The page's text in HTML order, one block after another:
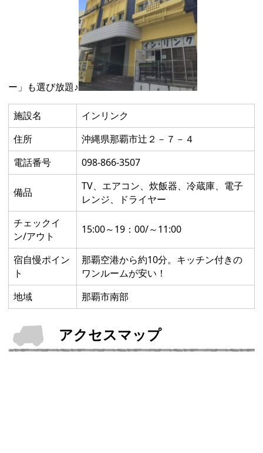
ー」も選び放題♪
施設名
インリンク
住所
沖縄県那覇市辻２－７－４
電話番号
098-866-3507
備品
TV、エアコン、炊飯器、冷蔵庫、電子
レンジ、ドライヤー
チェックイ
ン/アウト
15:00～19：00/～11:00
宿自慢ポイン
ト
那覇空港から約10分。キッチン付きの
ワンルームが安い！
地域
那覇市南部
アクセスマップ